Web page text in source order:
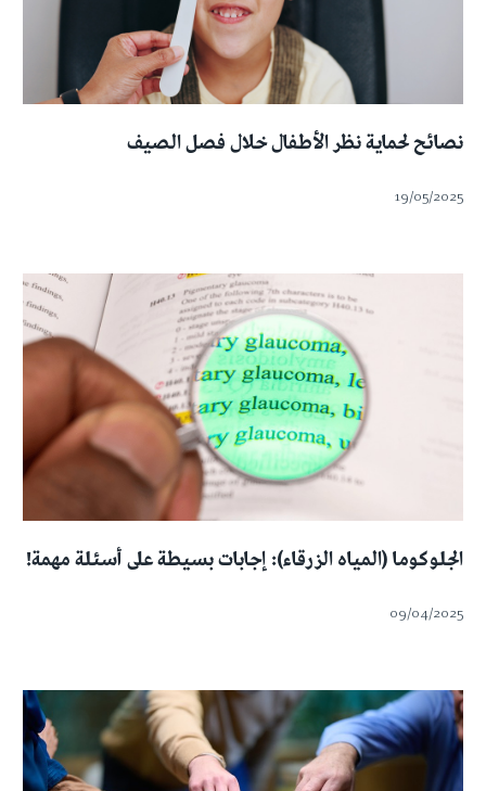
نصائح لحماية نظر الأطفال خلال فصل الصيف
19/05/2025
الجلوكوما (المياه الزرقاء): إجابات بسيطة على أسئلة مهمة!
09/04/2025